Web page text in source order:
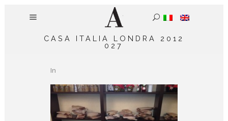
CASA ITALIA LONDRA 2012
027
In